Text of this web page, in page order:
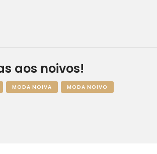
aos noivos!
MODA NOIVA
MODA NOIVO